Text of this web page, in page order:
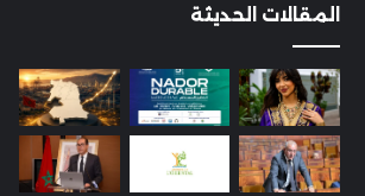
المقالات الحديثة